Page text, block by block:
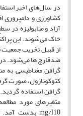
در سال‌های اخیر
کشاورزی و
آزاد و متابولیزه در
خاک می‌شوند. این
از قبیل تخریب جمعیت
ضدقارچ ها می‌شود.
گرافن‌ مغناطیسی به
کتوکونازول، صورت
گرافن استفاده